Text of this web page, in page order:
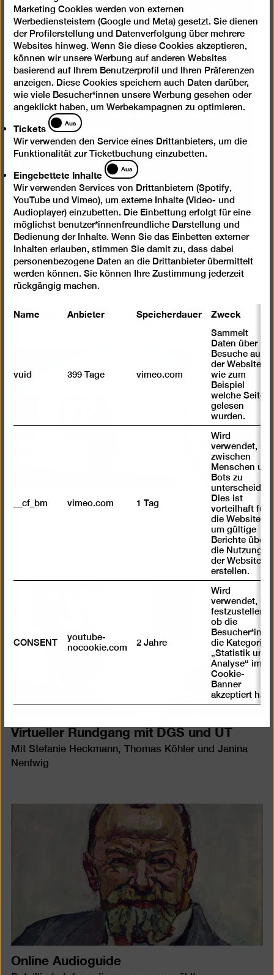
Wir verwenden einen Service von Vimeo, um
Videos einzubetten. Wenn Sie den Inhalt mit
Ihrem Auswahl-Klick anzeigen lassen,
stimmen Sie damit zu, dass dabei
personenbezogene Daten an Drittanbieter
übermittelt werden können. Sie können Ihre
Auswahl jederzeit rückgängig machen. Mehr
Informationen dazu finden Sie in unserer
Datenschutzerklärung
Inhalt einmal anzeigen
Inhalte immer laden
Digitale Angebote
Virtueller Rundgang
Mit Stefanie Heckmann, Thomas Köhler und Janina
Virtueller Rundgang mit DGS und UT
Mit Stefanie Heckmann, Thomas Köhler und Janina
Nentwig
Online Audioguide
Marketing Cookies werden von externen
Werbediensteistern (Google und Meta) gesetzt. Sie dienen
der Profilerstellung und Datenverfolgung über mehrere
Websites hinweg. Wenn Sie diese Cookies akzeptieren,
können wir unsere Werbung auf anderen Websites
basierend auf Ihrem Benutzerprofil und Ihren Präferenzen
anzeigen. Diese Cookies speichern auch Daten darüber,
wie viele Besucher*innen unsere Werbung gesehen oder
angeklickt haben, um Werbekampagnen zu optimieren.
Tickets
Tickets
Aus
Wir verwenden den Service eines Drittanbieters, um die
Funktionalität zur Ticketbuchung einzubetten.
Eingebettete Inhalte
Eingebettete
Inhalte
Aus
Wir verwenden Services von Drittanbietern (Spotify,
YouTube und Vimeo), um externe Inhalte (Video- und
Audioplayer) einzubetten. Die Einbettung erfolgt für eine
möglichst benutzer*innenfreundliche Darstellung und
Bedienung der Inhalte. Wenn Sie das Einbetten externer
Inhalten erlauben, stimmen Sie damit zu, dass dabei
personenbezogene Daten an die Drittanbieter übermittelt
werden können. Sie können Ihre Zustimmung jederzeit
rückgängig machen.
Name Anbieter Speicherdauer Zweck
vuid 399 Tage vimeo.com
Sammelt
Daten über
Besuche auf
der Website,
wie zum
Beispiel
welche Seiten
gelesen
wurden.
__cf_bm vimeo.com 1 Tag
Wird
verwendet, um
zwischen
Menschen und
Bots zu
unterscheiden.
Dies ist
vorteilhaft für
die Website,
um gültige
Berichte über
die Nutzung
der Website zu
erstellen.
CONSENT
youtube-
nocookie.com
2 Jahre
Wird
verwendet, um
festzustellen ,
ob die
Besucher*in
die Kategorie
„Statistik und
Analyse“ im
Cookie-
Banner
akzeptiert hat